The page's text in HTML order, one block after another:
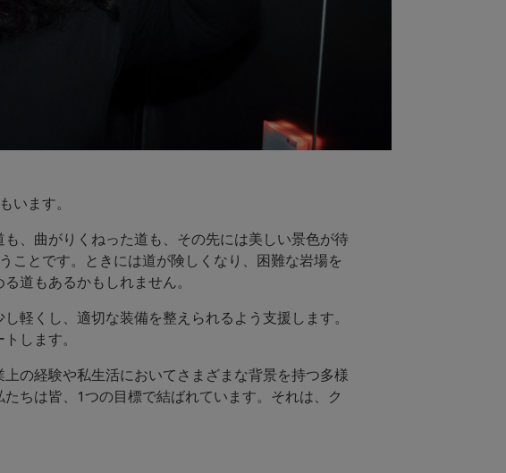
います。
、曲がりくねった道も、その先には美しい景色が待
ことです。ときには道が険しくなり、困難な岩場を
道もあるかもしれません。
軽くし、適切な装備を整えられるよう支援します。
します。
の経験や私生活においてさまざまな背景を持つ多様
ちは皆、1つの目標で結ばれています。それは、ク